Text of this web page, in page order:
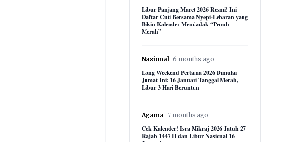
Libur Panjang Maret 2026 Resmi! Ini
Daftar Cuti Bersama Nyepi-Lebaran yang
Bikin Kalender Mendadak “Penuh
Merah”
Nasional 6 months ago
Long Weekend Pertama 2026 Dimulai
Jumat Ini: 16 Januari Tanggal Merah,
Libur 3 Hari Beruntun
Agama 7 months ago
Cek Kalender! Isra Mikraj 2026 Jatuh 27
Rajab 1447 H dan Libur Nasional 16